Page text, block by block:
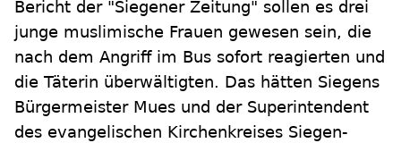
Bericht der "Siegener Zeitung" sollen es drei
junge muslimische Frauen gewesen sein, die
nach dem Angriff im Bus sofort reagierten und
die Täterin überwältigten. Das hätten Siegens
Bürgermeister Mues und der Superintendent
des evangelischen Kirchenkreises Siegen-